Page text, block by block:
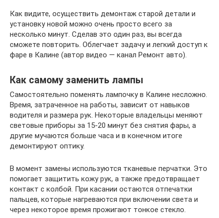
Как видите, осуществить демонтаж старой детали и
установку новой можно очень просто всего за
несколько минут. Сделав это один раз, вы всегда
сможете повторить. Облегчает задачу и легкий доступ к
фаре в Калине (автор видео — канал Ремонт авто).
Как самому заменить лампы
Самостоятельно поменять лампочку в Калине несложно.
Время, затраченное на работы, зависит от навыков
водителя и размера рук. Некоторые владельцы меняют
световые приборы за 15-20 минут без снятия фары, а
другие мучаются больше часа и в конечном итоге
демонтируют оптику.
В момент замены используются тканевые перчатки. Это
помогает защитить кожу рук, а также предотвращает
контакт с колбой. При касании остаются отпечатки
пальцев, которые нагреваются при включении света и
через некоторое время прожигают тонкое стекло.